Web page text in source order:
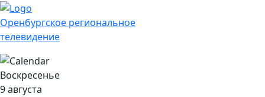
Оренбургское региональное
телевидение
Воскресенье
9 августа